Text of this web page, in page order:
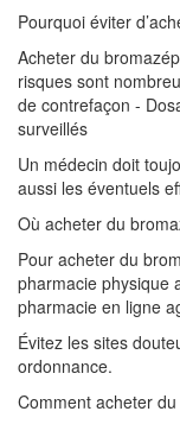
Pourquoi éviter
Acheter du
risques sont
de contrefaçon -
surveillés
Un médecin doit
aussi les éventuels
Où acheter du
Pour acheter du
pharmacie physique
pharmacie en ligne
Évitez les sites
ordonnance.
Comment acheter